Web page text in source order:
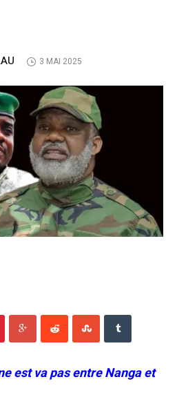
3 MAI 2025
est va pas entre Nanga et